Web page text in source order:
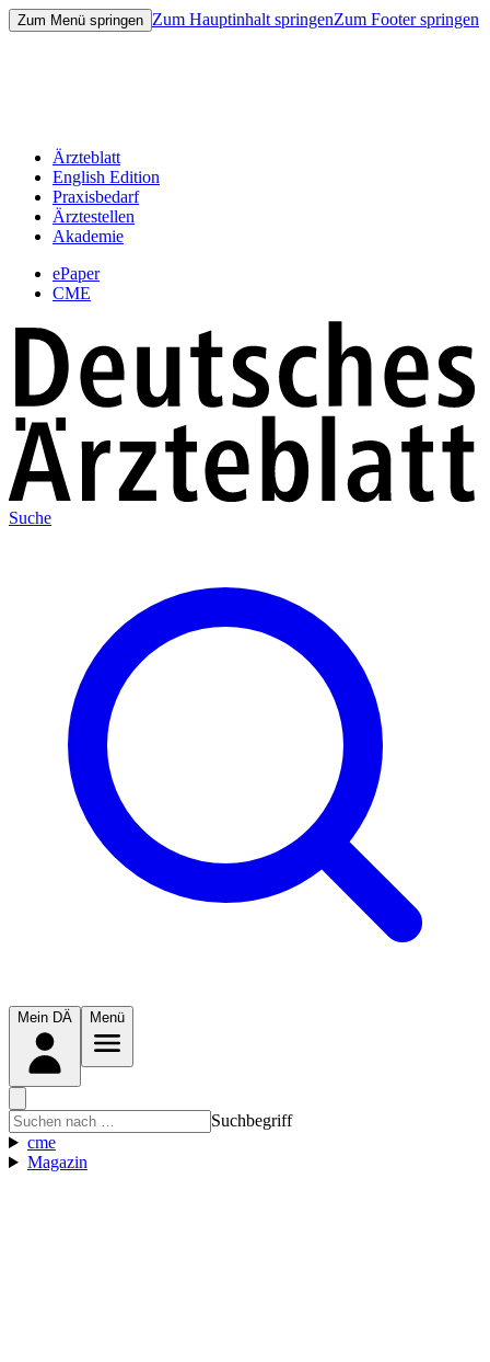
Zum Menü springen Zum Hauptinhalt springenZum Footer springen
Ärzteblatt
English Edition
Praxisbedarf
Ärztestellen
Akademie
ePaper
CME
Suche
Mein DÄ Menü
Suchbegriff
cme
Magazin